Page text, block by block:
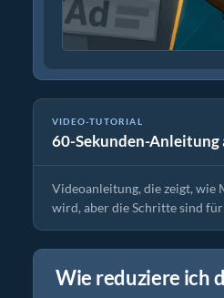
VIDEO-TUTORIAL
60-Sekunden-Anleitung
So Reduzieren Sie die
Videoanleitung, die zeigt, wie
wird, aber die Schritte sind
Wie reduziere ich